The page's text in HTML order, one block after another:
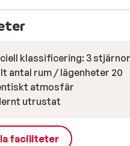
klassificering: 3 stjärnor
antal rum / lägenheter 20
atmosfär
utrustat
faciliteter